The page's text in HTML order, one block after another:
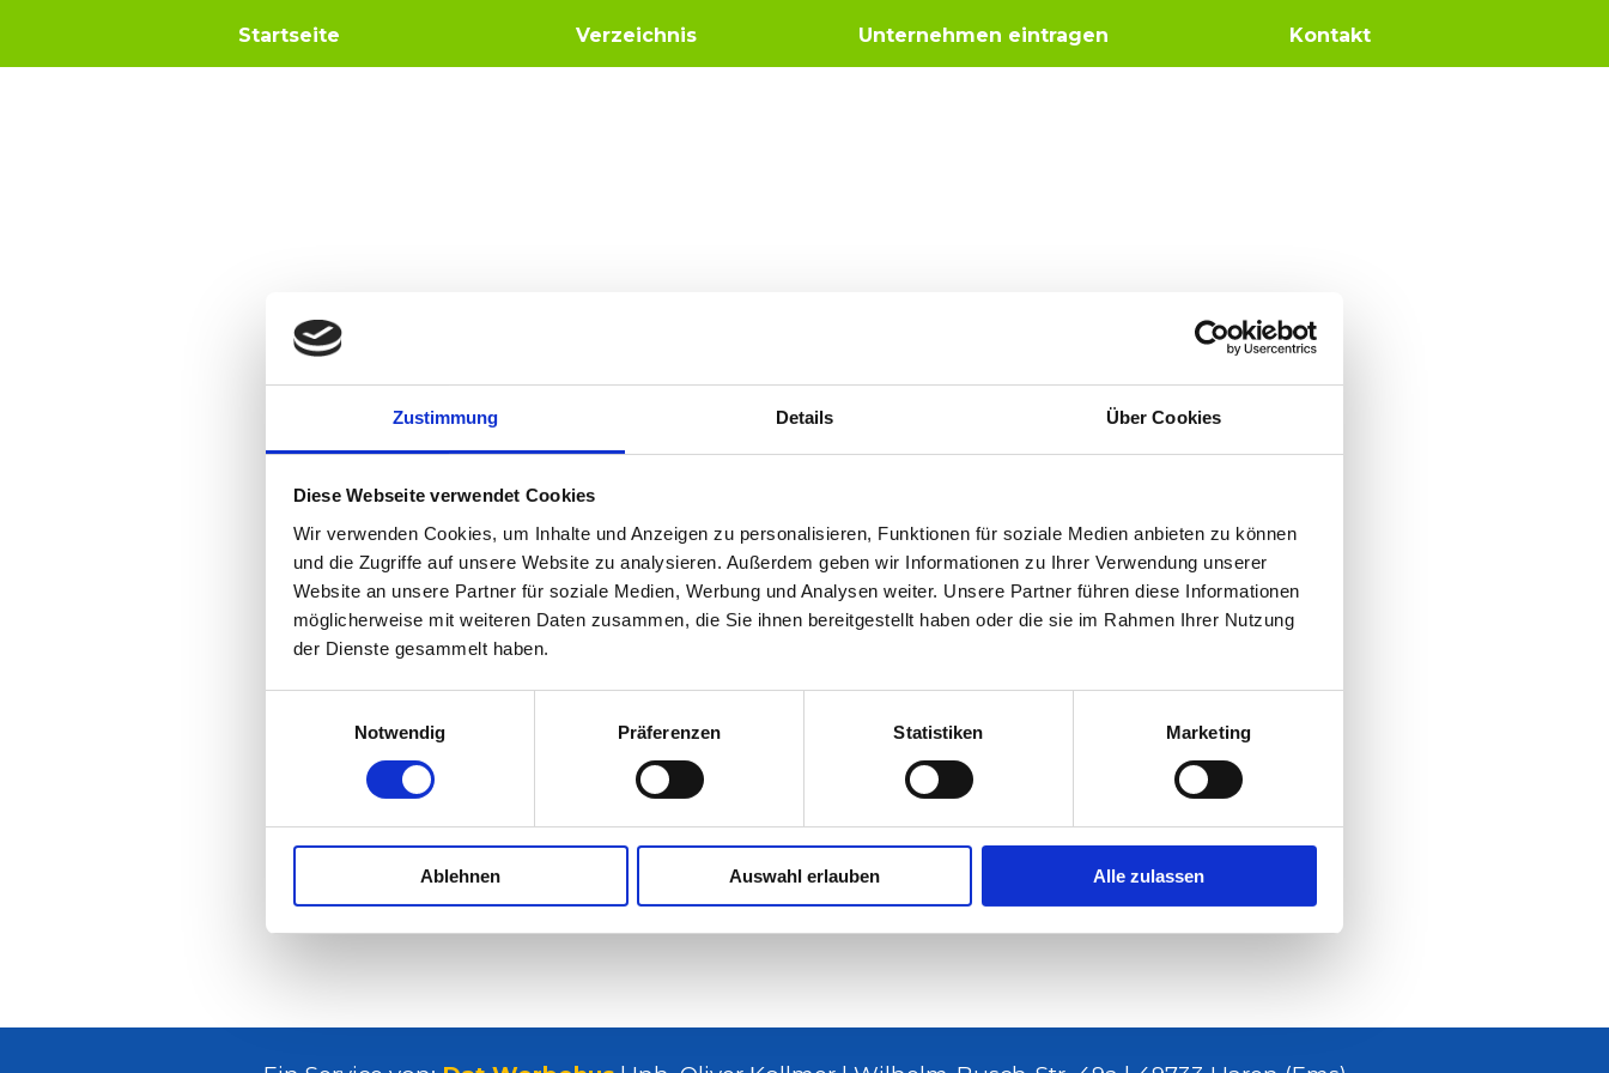
Zustimmung Details Über Cookies
Diese Webseite verwendet Cookies
Wir verwenden Cookies, um Inhalte und Anzeigen zu personalisieren, Funktionen für soziale Medien anbieten zu können
und die Zugriffe auf unsere Website zu analysieren. Außerdem geben wir Informationen zu Ihrer Verwendung unserer
Website an unsere Partner für soziale Medien, Werbung und Analysen weiter. Unsere Partner führen diese Informationen
möglicherweise mit weiteren Daten zusammen, die Sie ihnen bereitgestellt haben oder die sie im Rahmen Ihrer Nutzung
der Dienste gesammelt haben.
Notwendig
Präferenzen Statistiken Marketing
Ablehnen Auswahl erlauben Alle zulassen
Startseite Verzeichnis Unternehmen eintragen Kontakt
R & L Cardesign, Haren